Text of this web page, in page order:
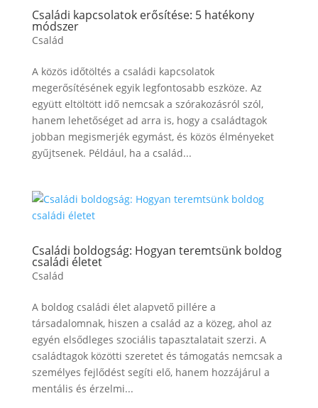
Családi kapcsolatok erősítése: 5 hatékony
módszer
Család
A közös időtöltés a családi kapcsolatok
megerősítésének egyik legfontosabb eszköze. Az
együtt eltöltött idő nemcsak a szórakozásról szól,
hanem lehetőséget ad arra is, hogy a családtagok
jobban megismerjék egymást, és közös élményeket
gyűjtsenek. Például, ha a család...
Családi boldogság: Hogyan teremtsünk boldog
családi életet
Család
A boldog családi élet alapvető pillére a
társadalomnak, hiszen a család az a közeg, ahol az
egyén elsődleges szociális tapasztalatait szerzi. A
családtagok közötti szeretet és támogatás nemcsak a
személyes fejlődést segíti elő, hanem hozzájárul a
mentális és érzelmi...